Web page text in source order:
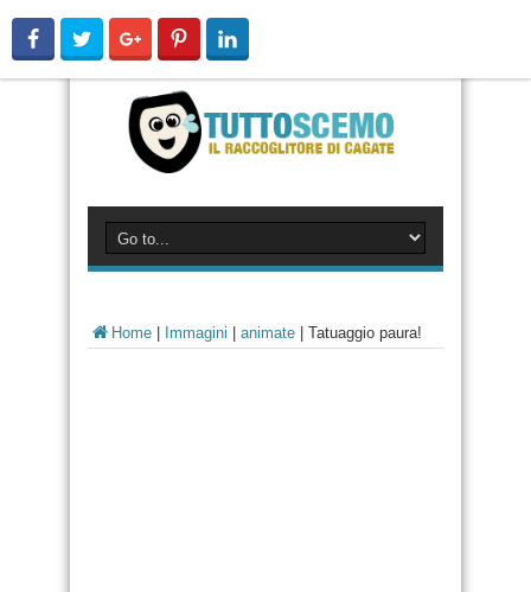
Home Immagini animate Tatuaggio paura!